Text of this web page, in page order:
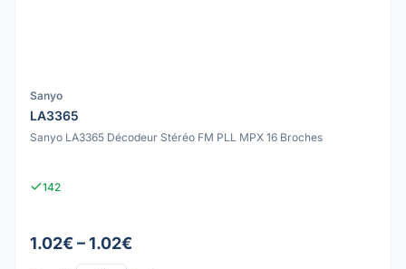
Sanyo
LA3365
Sanyo LA3365 Décodeur Stéréo FM PLL MPX 16 Broches
142
1.02€ – 1.02€